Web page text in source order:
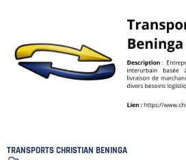
TRANSPORTS CHRISTIAN BENINGA